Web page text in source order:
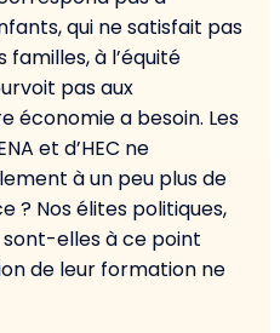
qui ne satisfait pas
familles, à l’équité
pas aux
a besoin. Les
et d’HEC ne
à un peu plus de
? Nos élites politiques,
sont-elles à ce point
de leur formation ne